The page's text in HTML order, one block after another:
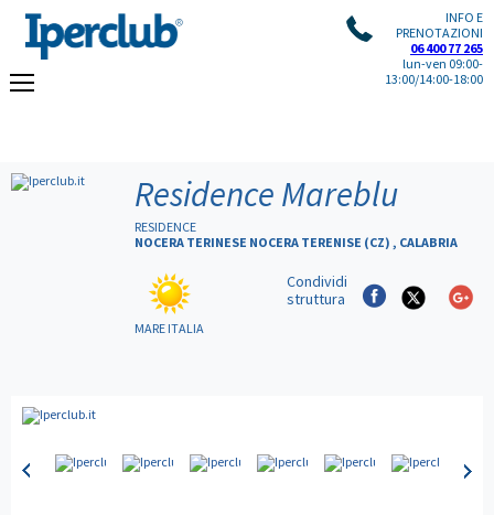
INFO E
PRENOTAZIONI
06 400 77 265
lun-ven 09:00-
13:00/14:00-18:00
Residence Mareblu
RESIDENCE
NOCERA TERINESE NOCERA TERENISE (CZ) , CALABRIA
MARE ITALIA
Condividi
struttura